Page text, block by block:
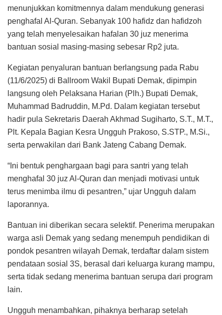
menunjukkan komitmennya dalam mendukung generasi
penghafal Al-Quran. Sebanyak 100 hafidz dan hafidzoh
yang telah menyelesaikan hafalan 30 juz menerima
bantuan sosial masing-masing sebesar Rp2 juta.
Kegiatan penyaluran bantuan berlangsung pada Rabu
(11/6/2025) di Ballroom Wakil Bupati Demak, dipimpin
langsung oleh Pelaksana Harian (Plh.) Bupati Demak,
Muhammad Badruddin, M.Pd. Dalam kegiatan tersebut
hadir pula Sekretaris Daerah Akhmad Sugiharto, S.T., M.T.,
Plt. Kepala Bagian Kesra Ungguh Prakoso, S.STP., M.Si.,
serta perwakilan dari Bank Jateng Cabang Demak.
“Ini bentuk penghargaan bagi para santri yang telah
menghafal 30 juz Al-Quran dan menjadi motivasi untuk
terus menimba ilmu di pesantren,” ujar Ungguh dalam
laporannya.
Bantuan ini diberikan secara selektif. Penerima merupakan
warga asli Demak yang sedang menempuh pendidikan di
pondok pesantren wilayah Demak, terdaftar dalam sistem
pendataan sosial 3S, berasal dari keluarga kurang mampu,
serta tidak sedang menerima bantuan serupa dari program
lain.
Ungguh menambahkan, pihaknya berharap setelah